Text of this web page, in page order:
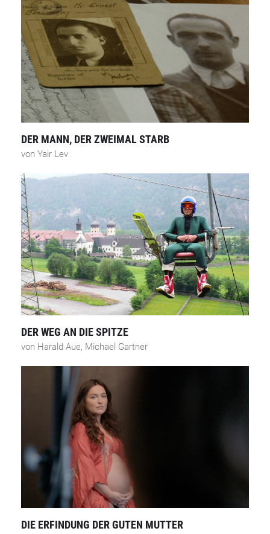
DER MANN, DER ZWEIMAL STARB
von Yair Lev
DER WEG AN DIE SPITZE
von Harald Aue, Michael Gartner
DIE ERFINDUNG DER GUTEN MUTTER